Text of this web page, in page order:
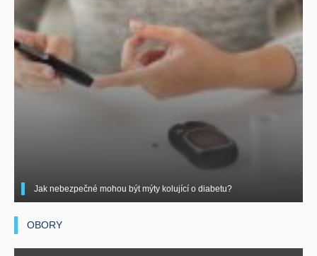
Jak nebezpečné mohou být mýty kolující o diabetu?
OBORY